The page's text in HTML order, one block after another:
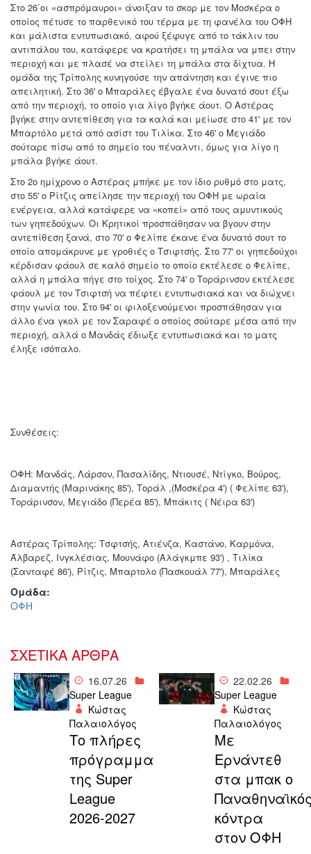
Στο 26΄οι «ασπρόμαυροι» άνοιξαν το σκορ με τον Μοσκέρα ο
οποίος πέτυσε το παρθενικό του τέρμα με τη φανέλα του ΟΦΗ
και μάλιστα εντυπωσιακό, αφού ξέφυγε από το τάκλιν του
αντιπάλου του, κατάφερε να κρατήσει τη μπάλα να μπει στην
περιοχή και με πλασέ να στείλει τη μπάλα στα δίχτυα. Η
ομάδα της Τρίπολης κυνηγούσε την απάντηση και έγινε πιο
απειλητική. Στο 36' ο Μπαράλες έβγαλε ένα δυνατό σουτ έξω
από την περιοχή, το οποίο για λίγο βγήκε άουτ. Ο Αστέρας
βγήκε στην αντεπίθεση για τα καλά και μείωσε στο 41' με τον
Μπαρτόλο μετά από ασίστ του Τιλίκα. Στο 46' ο Μεγιάδο
σούταρε πίσω από το σημείο του πέναλντι, όμως για λίγο η
μπάλα βγήκε άουτ.
Στο 2ο ημίχρονο ο Αστέρας μπήκε με τον ίδιο ρυθμό στο ματς,
στο 55' ο Ρίτζις απείλησε την περιοχή του ΟΦΗ με ωραία
ενέργεια, αλλά κατάφερε να «κοπεί» από τους αμυντικούς
των γηπεδούχων. Οι Κρητικοί προσπάθησαν να βγουν στην
αντεπίθεση ξανά, στο 70' ο Φελίπε έκανε ένα δυνατό σουτ το
οποίο απομάκρυνε με γροθιές ο Τσιφτσής. Στο 77' οι γηπεδούχοι
κέρδισαν φάουλ σε καλό σημείο το οποίο εκτέλεσε ο Φελίπε,
αλλά η μπάλα πήγε στο τοίχος. Στο 74' ο Τοράρινσον εκτέλεσε
φάουλ με τον Τσιφτσή να πέφτει εντυπωσιακά και να διώχνει
στην γωνία του. Στο 94' οι φιλοξενούμενοι προσπάθησαν για
άλλο ένα γκολ με τον Σαραφέ ο οποίος σούταρε μέσα από την
περιοχή, αλλά ο Μανδάς έδιωξε εντυπωσιακά και το ματς
έληξε ισόπαλο.
Συνθέσεις:
ΟΦΗ: Μανδάς, Λάρσον, Πασαλίδης, Ντιουσέ, Ντίγκο, Βούρος,
Διαμαντής (Μαρινάκης 85'), Τοράλ ,(Μοσκέρα 4') ( Φελίπε 63'),
Τοράρινσον, Μεγιάδο (Περέα 85'), Μπάκιτς ( Νέιρα 63')
Αστέρας Τρίπολης: Τσφτσής, Ατιένζα, Καστάνο, Καρμόνα,
Άλβαρεζ, Ινγκλέσιας, Μουνάφο (Αλάγκμπε 93') , Τιλίκα
(Σανταφέ 86'), Ρίτζις, Μπαρτολο (Πασκουάλ 77'), Μπαράλες
Ομάδα:
ΟΦΗ
ΣΧΕΤΙΚΑ ΑΡΘΡΑ
16.07.26
Super League
Κώστας
Παλαιολόγος
Το πλήρες
πρόγραμμα
της Super
League
2026-2027
22.02.26
Super League
Κώστας
Παλαιολόγος
Με
Ερνάντεθ
στα μπακ ο
κόντρα
στον ΟΦΗ